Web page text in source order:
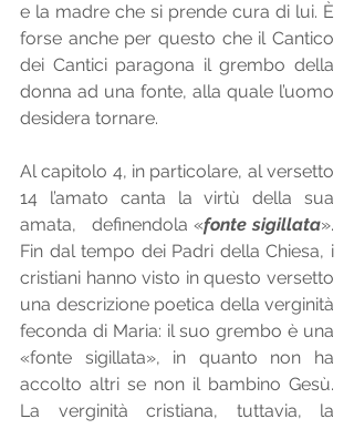
e la madre che si prende cura di lui. È
forse anche per questo che il Cantico
dei Cantici paragona il grembo della
donna ad una fonte, alla quale l’uomo
desidera tornare.
Al capitolo 4, in particolare, al versetto
14 l’amato canta la virtù della sua
amata,   definendola «fonte sigillata».
Fin dal tempo dei Padri della Chiesa, i
cristiani hanno visto in questo versetto
una descrizione poetica della verginità
feconda di Maria: il suo grembo è una
«fonte sigillata», in quanto non ha
accolto altri se non il bambino Gesù.
La verginità cristiana, tuttavia, la